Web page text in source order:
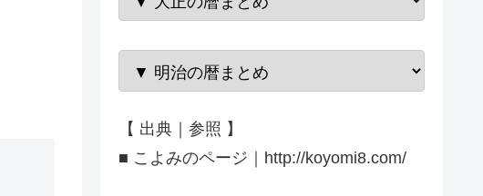
【 出典｜参照 】
■ こよみのページ｜http://koyomi8.com/